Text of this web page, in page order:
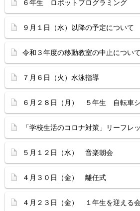
６年生 ロボットプログラミング
９月１日（水）以降の予定について
令和３年度の移動教室の中止について
７月６日（火）水泳指導
６月２８日（月） ５年生 自転車
「学校生活のコロナ対策」リーフレ
５月１２日（水） 音楽朝会
４月３０日（金） 離任式
４月２３日（金） １年生を迎える